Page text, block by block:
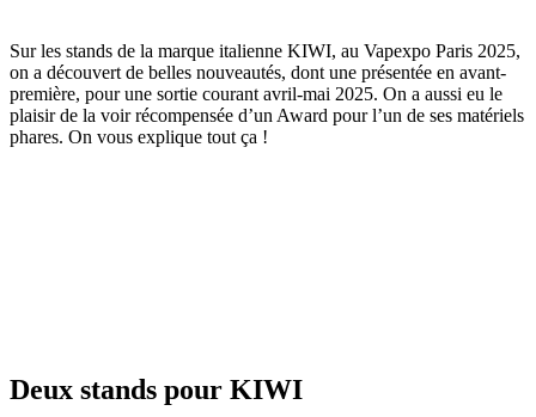
Sur les stands de la marque italienne KIWI, au Vapexpo Paris 2025,
on a découvert de belles nouveautés, dont une présentée en avant-
première, pour une sortie courant avril-mai 2025. On a aussi eu le
plaisir de la voir récompensée d’un Award pour l’un de ses matériels
phares. On vous explique tout ça !
Deux stands pour KIWI